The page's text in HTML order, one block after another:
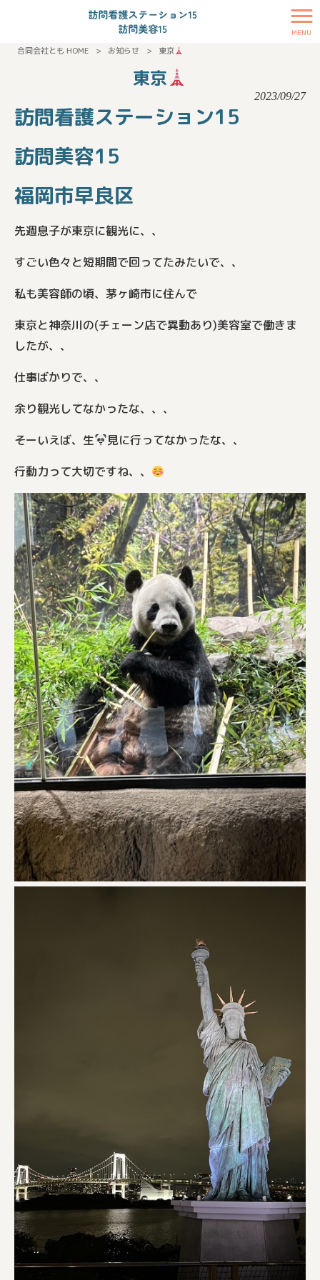
MENU
合同会社とも HOME > お知らせ > 東京
東京
2023/09/27
訪問看護ステーション15
訪問美容15
福岡市早良区
先週息子が東京に観光に、、
すごい色々と短期間で回ってたみたいで、、
私も美容師の頃、茅ヶ崎市に住んで
東京と神奈川の(チェーン店で異動あり)美容室で働きま
したが、、
仕事ばかりで、、
余り観光してなかったな、、、
そーいえば、生
見に行ってなかったな、、
行動力って大切ですね、、